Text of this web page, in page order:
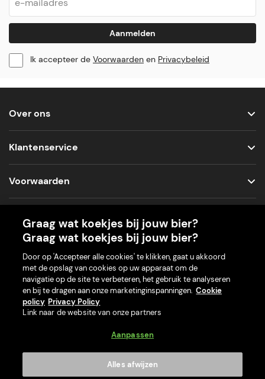
Aanmelden
Ik accepteer de Voorwaarden en Privacybeleid
Over ons
Klantenservice
Voorwaarden
Onze app voor je machine
Graag wat koekjes bij jouw bier?
Graag wat koekjes bij jouw bier?
Door op 'Accepteer alle cookies' te klikken, gaat u akkoord
met de opslag van cookies op uw apparaat om de
navigatie op de site te verbeteren, het gebruik te analyseren
en bij te dragen aan onze marketinginspanningen. Cookie
policy Privacy Policy
Link naar de website van onze partners
Aanpassen
Alles afwijzen